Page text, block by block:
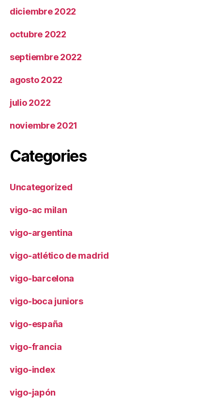
diciembre 2022
octubre 2022
septiembre 2022
agosto 2022
julio 2022
noviembre 2021
Categories
Uncategorized
vigo-ac milan
vigo-argentina
vigo-atlético de madrid
vigo-barcelona
vigo-boca juniors
vigo-españa
vigo-francia
vigo-index
vigo-japón